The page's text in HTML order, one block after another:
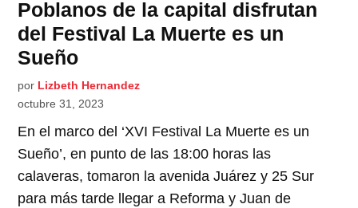
Poblanos de la capital disfrutan
del Festival La Muerte es un
Sueño
por Lizbeth Hernandez
octubre 31, 2023
En el marco del ‘XVI Festival La Muerte es un
Sueño’, en punto de las 18:00 horas las
calaveras, tomaron la avenida Juárez y 25 Sur
para más tarde llegar a Reforma y Juan de